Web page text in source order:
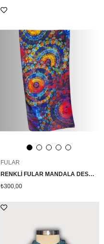
FULAR
RENKLİ FULAR MANDALA DESENLİ
₺300,00